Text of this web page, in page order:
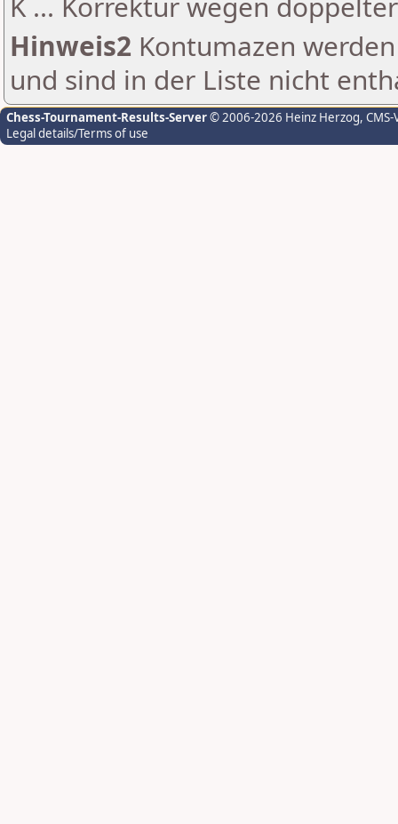
Hinweis2 Kontumazen
und sind in der Liste nicht
Chess-Tournament-Results-Server© 2006-2026 Heinz Herzog,
Legal details/Terms of use